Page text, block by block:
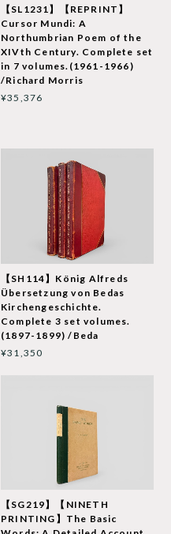
【SL1231】【REPRINT】
Cursor Mundi: A
Northumbrian Poem of the
XIVth Century. Complete set
in 7 volumes.(1961-1966)
/Richard Morris
¥35,376
【SH114】König Alfreds
Übersetzung von Bedas
Kirchengeschichte.
Complete 3 set volumes.
(1897-1899) /Beda
¥31,350
【SG219】【NINETH
PRINTING】The Basic